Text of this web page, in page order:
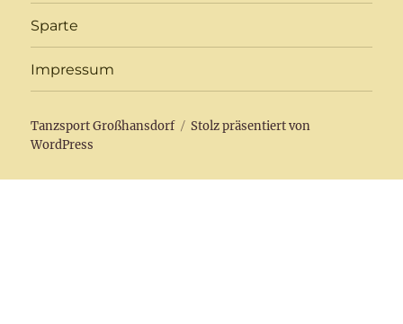
Sparte
Impressum
Tanzsport Großhansdorf
Stolz präsentiert von
WordPress